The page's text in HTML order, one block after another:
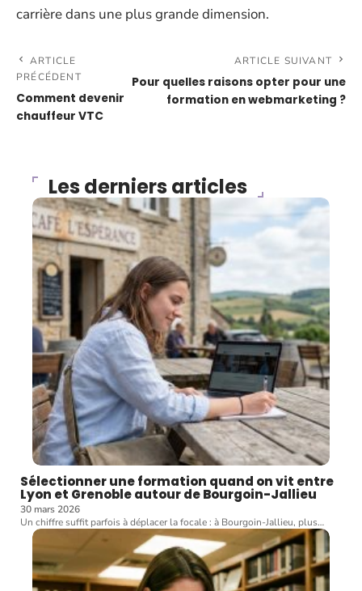
carrière dans une plus grande dimension.
ARTICLE
PRÉCÉDENT
Comment devenir
chauffeur VTC
ARTICLE SUIVANT
Pour quelles raisons opter pour une
formation en webmarketing ?
Les derniers articles
Sélectionner une formation quand on vit entre
Lyon et Grenoble autour de Bourgoin-Jallieu
30 mars 2026
Un chiffre suffit parfois à déplacer la focale : à Bourgoin-Jallieu, plus…